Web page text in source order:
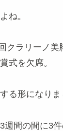
ね。
クラリーノ
式を欠席。
る形になりま
間の間に3件